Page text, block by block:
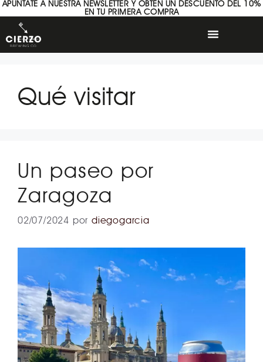
APÚNTATE A NUESTRA NEWSLETTER Y OBTÉN UN DESCUENTO DEL 10%
EN TU PRIMERA COMPRA
Qué visitar
Un paseo por
Zaragoza
02/07/2024 pordiegogarcia